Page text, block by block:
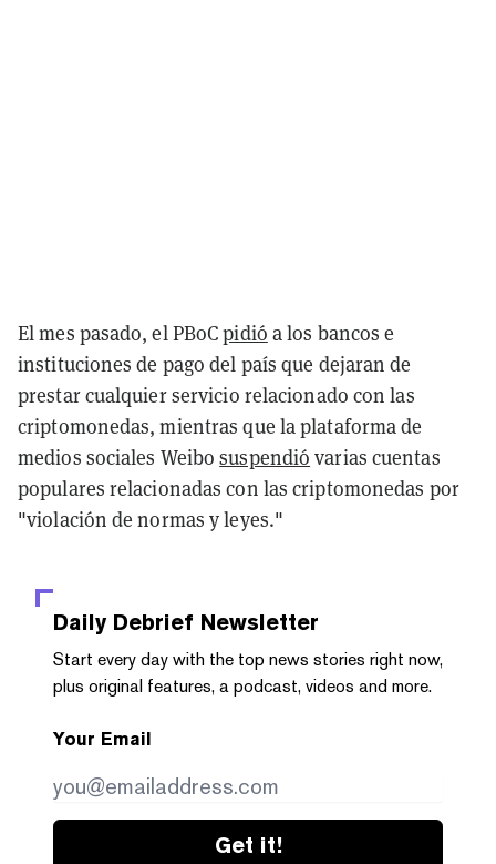
El mes pasado, el PBoCpidió a los bancos e
instituciones de pago del país que dejaran de
prestar cualquier servicio relacionado con las
criptomonedas, mientras que la plataforma de
medios sociales Weibosuspendió varias cuentas
populares relacionadas con las criptomonedas por
"violación de normas y leyes."
Daily Debrief Newsletter
Start every day with the top news stories right now,
plus original features, a podcast, videos and more.
Your Email
Get it!